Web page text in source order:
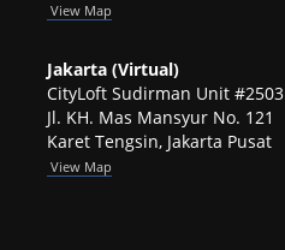
View Map
Jakarta (Virtual)
CityLoft Sudirman Unit #2503
Jl. KH. Mas Mansyur No. 121
Karet Tengsin, Jakarta Pusat
View Map